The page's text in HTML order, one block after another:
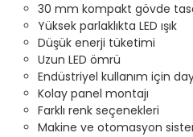
30 mm kompakt gövde
Yüksek parlaklıkta LED ışık
Düşük enerji tüketimi
Uzun LED ömrü
Endüstriyel kullanım için
Kolay panel montajı
Farklı renk seçenekleri
Makine ve otomasyon